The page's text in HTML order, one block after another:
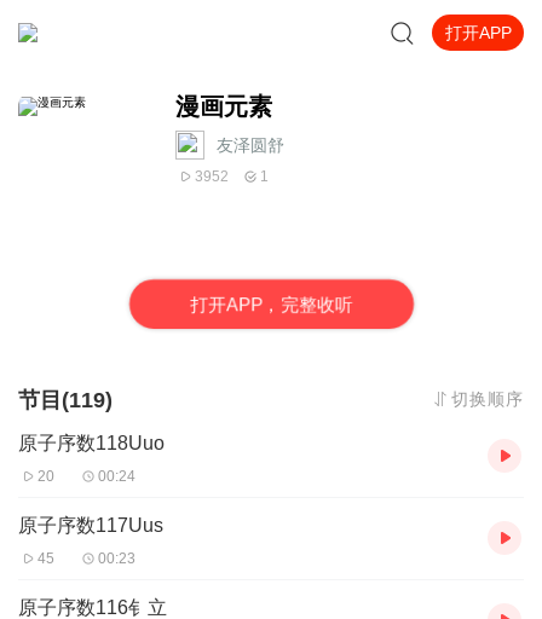
打开APP
漫画元素
友泽圆舒
3952 1
打开APP，完整收听
节目(119) 切换顺序
原子序数118Uuo
20 00:24
原子序数117Uus
45 00:23
原子序数116钅立